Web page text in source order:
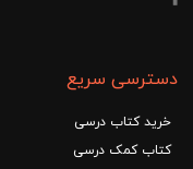
دسترسی سریع
خرید کتاب درسی
کتاب کمک درسی